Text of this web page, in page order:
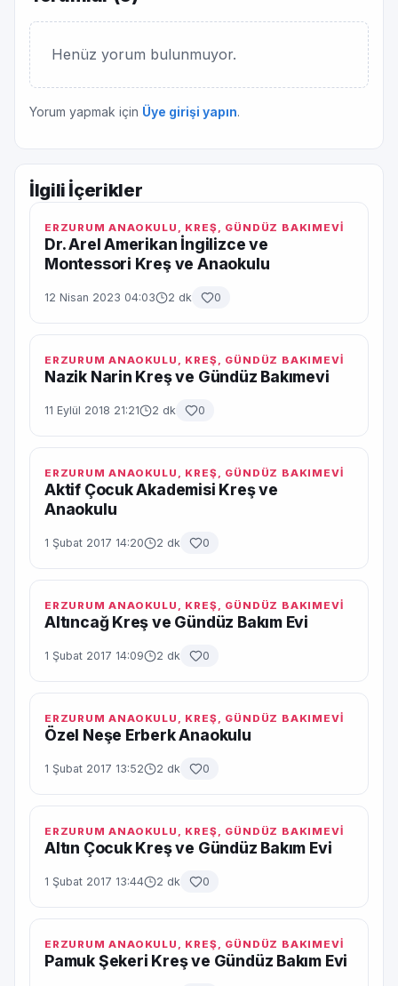
Henüz yorum bulunmuyor.
Yorum yapmak için Üye girişi yapın.
İlgili İçerikler
ERZURUM ANAOKULU, KREŞ, GÜNDÜZ BAKIMEVI
Dr. Arel Amerikan İngilizce ve
Montessori Kreş ve Anaokulu
12 Nisan 2023 04:03 2 dk 0
ERZURUM ANAOKULU, KREŞ, GÜNDÜZ BAKIMEVI
Nazik Narin Kreş ve Gündüz Bakımevi
11 Eylül 2018 21:21 2 dk 0
ERZURUM ANAOKULU, KREŞ, GÜNDÜZ BAKIMEVI
Aktif Çocuk Akademisi Kreş ve
Anaokulu
1 Şubat 2017 14:20 2 dk 0
ERZURUM ANAOKULU, KREŞ, GÜNDÜZ BAKIMEVI
Altıncağ Kreş ve Gündüz Bakım Evi
1 Şubat 2017 14:09 2 dk 0
ERZURUM ANAOKULU, KREŞ, GÜNDÜZ BAKIMEVI
Özel Neşe Erberk Anaokulu
1 Şubat 2017 13:52 2 dk 0
ERZURUM ANAOKULU, KREŞ, GÜNDÜZ BAKIMEVI
Altın Çocuk Kreş ve Gündüz Bakım Evi
1 Şubat 2017 13:44 2 dk 0
ERZURUM ANAOKULU, KREŞ, GÜNDÜZ BAKIMEVI
Pamuk Şekeri Kreş ve Gündüz Bakım Evi